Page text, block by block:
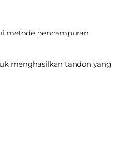
metode pencampuran
menghasilkan tandon yang